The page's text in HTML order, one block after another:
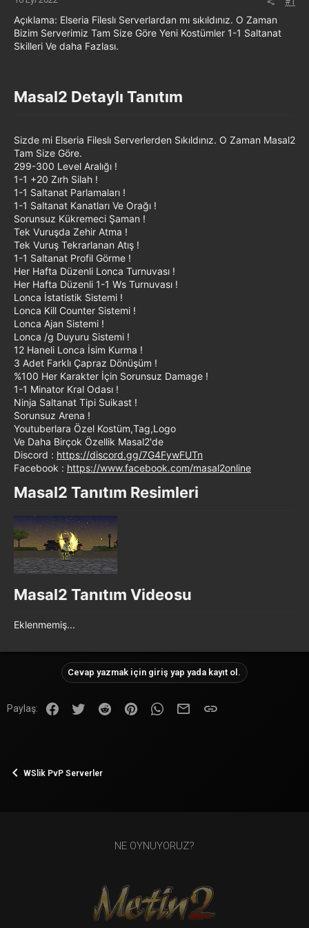
Açıklama: Elseria Fileslı Serverlardan mı sıkıldınız. O Zaman
Bizim Serverimiz Tam Size Göre Yeni Kostümler 1-1 Saltanat
Skilleri Ve daha Fazlası.
Masal2 Detaylı Tanıtım​
Sizde mi Elseria Fileslı Serverlerden Sıkıldınız. O Zaman Masal2
Tam Size Göre.
299-300 Level Aralığı !
1-1 +20 Zırh Silah !
1-1 Saltanat Parlamaları !
1-1 Saltanat Kanatları Ve Orağı !
Sorunsuz Kükremeci Şaman !
Tek Vuruşda Zehir Atma !
Tek Vuruş Tekrarlanan Atış !
1-1 Saltanat Profil Görme !
Her Hafta Düzenli Lonca Turnuvası !
Her Hafta Düzenli 1-1 Ws Turnuvası !
Lonca İstatistik Sistemi !
Lonca Kill Counter Sistemi !
Lonca Ajan Sistemi !
Lonca /g Duyuru Sistemi !
12 Haneli Lonca İsim Kurma !
3 Adet Farklı Çapraz Dönüşüm !
%100 Her Karakter İçin Sorunsuz Damage !
1-1 Minator Kral Odası !
Ninja Saltanat Tipi Suikast !
Sorunsuz Arena !
Youtuberlara Özel Kostüm,Tag,Logo
Ve Daha Birçok Özellik Masal2'de
Discord : https://discord.gg/7G4FywFUTn
Facebook : https://www.facebook.com/masal2online
Masal2 Tanıtım Resimleri​
Masal2 Tanıtım Videosu​
Eklenmemiş...
Cevap yazmak için giriş yap yada kayıt ol.
Paylaş: FacebookTwitter Reddit PinterestWhatsApp
E-posta
WSlik PvP Serverler
NE OYNUYORUZ?